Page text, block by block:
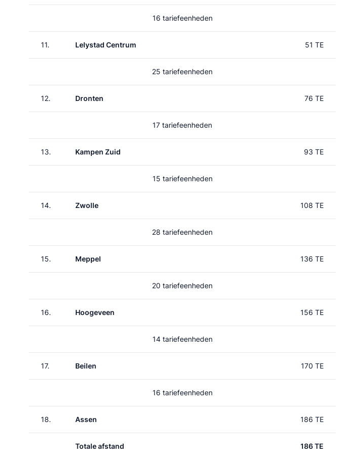
16 tariefeenheden
11. Lelystad Centrum 51 TE
25 tariefeenheden
12. Dronten 76 TE
17 tariefeenheden
13. Kampen Zuid 93 TE
15 tariefeenheden
14. Zwolle 108 TE
28 tariefeenheden
15. Meppel 136 TE
20 tariefeenheden
16. Hoogeveen 156 TE
14 tariefeenheden
17. Beilen 170 TE
16 tariefeenheden
18. Assen 186 TE
Totale afstand 186 TE